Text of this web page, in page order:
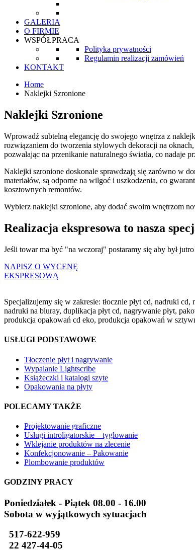
GALERIA
O FIRMIE
WSPÓŁPRACA
Polityka prywatności
Regulamin realizacji zamówień
KONTAKT
Home
Naklejki Szronione
Naklejki Szronione
Wprowadź subtelną elegancję do swojego wnętrza z
rozwiązaniem do tworzenia stylowych dekoracji na
pozwalając na przenikanie naturalnego światła, co nadaje
Naklejki szronione doskonale sprawdzają się zarówno w
materiałów, są odporne na wilgoć i uszkodzenia, co
kosztownych remontów.
Wybierz naklejki szronione, aby dodać swoim wnętrzom
Realizacja ekspresowa to nasza
Jeśli towar ma być "na wczoraj" postaramy się aby był
NAPISZ O WYCENĘ
EKSPRESOWĄ
Specjalizujemy się w zakresie: tłocznie płyt cd, nadruki
nadruki na bluray, duplikacja płyt cd, nagrywanie płyt,
produkcja opakowań cd eko, produkcja opakowań w
USŁUGI PODSTAWOWE
Tłoczenie płyt i nagrywanie
Wypalanie Lightscribe
Książeczki i katalogi szyte
Opakowania na płyty
POLECAMY TAKŻE
Projektowanie graficzne
Usługi introligatorskie – tyglowanie
Wklejanie produktów na zlecenie
Konfekcjonowanie – Pakowanie
Plombowanie produktów
GODZINY PRACY
Poniedziałek - Piątek 08.00 - 16.00
Sobota w wyjątkowych sytuacjach
517-622-959
22 427-44-05